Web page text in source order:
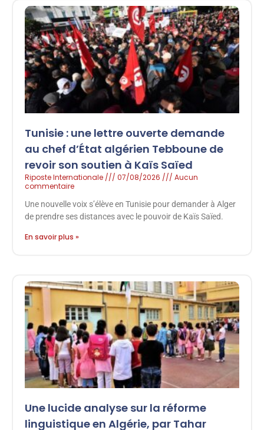
Tunisie : une lettre ouverte demande
au chef d’État algérien Tebboune de
revoir son soutien à Kaïs Saïed
Riposte Internationale 07/08/2026
Aucun
commentaire
Une nouvelle voix s’élève en Tunisie pour demander à Alger
de prendre ses distances avec le pouvoir de Kaïs Saïed.
En savoir plus »
Une lucide analyse sur la réforme
linguistique en Algérie, par Tahar